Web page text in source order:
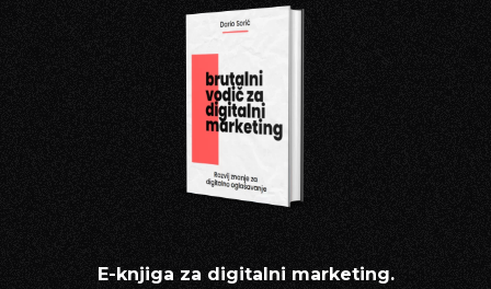
E-knjiga za digitalni marketing.